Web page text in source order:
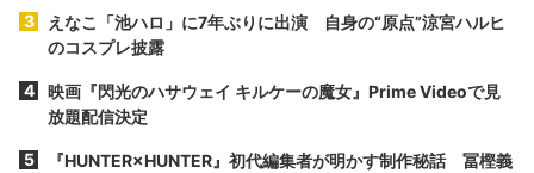
えなこ「池ハロ」に7年ぶりに出演 自身の“原点”涼宮ハルヒ
のコスプレ披露
映画『閃光のハサウェイ キルケーの魔女』Prime Videoで見
放題配信決定
『HUNTER×HUNTER』初代編集者が明かす制作秘話 冨樫義